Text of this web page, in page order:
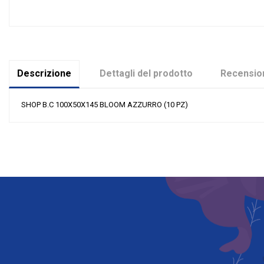
Descrizione Dettagli del prodotto
SHOP B.C 100X50X145 BLOOM AZZURRO (10 PZ)
Evento